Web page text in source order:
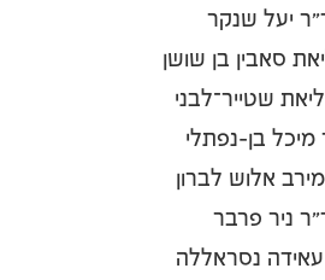
יעל שנקר
סאבין בן שושן
שטייר־לבני
מיכל בן-נפתלי
אלוש לברון
ניר פרבר
נסראללה